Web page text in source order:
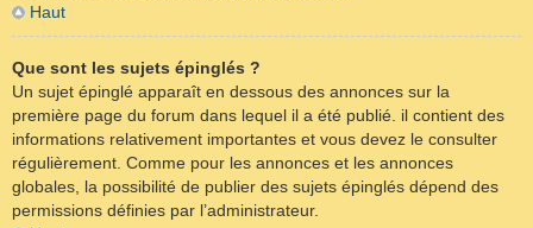
Haut
Que sont les sujets épinglés ?
Un sujet épinglé apparaît en dessous des annonces sur la
première page du forum dans lequel il a été publié. il contient des
informations relativement importantes et vous devez le consulter
régulièrement. Comme pour les annonces et les annonces
globales, la possibilité de publier des sujets épinglés dépend des
permissions définies par l’administrateur.